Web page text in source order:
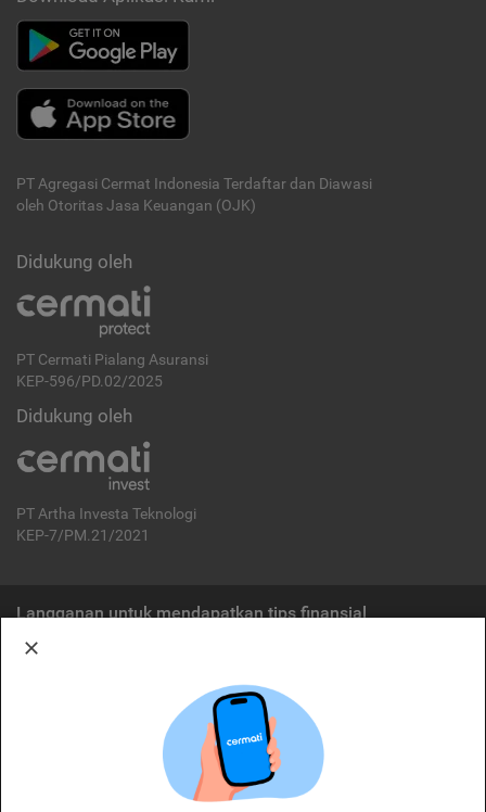
PT Agregasi Cermat Indonesia Terdaftar dan Diawasi
oleh Otoritas Jasa Keuangan (OJK)
Didukung oleh
PT Cermati Pialang Asuransi
KEP-596/PD.02/2025
Didukung oleh
PT Artha Investa Teknologi
KEP-7/PM.21/2021
Langganan untuk mendapatkan tips finansial
Cermati merupakan penyelenggara agregasi jasa keuangan yang terdaftar di
OJK. Oleh karena itu, produk dan/atau layanan jasa keuangan yang
ditawarkan bukan merupakan produk dan/atau layanan jasa keuangan yang
diterbitkan oleh Cermati dan Cermati tidak bertanggung jawab atas tuntutan